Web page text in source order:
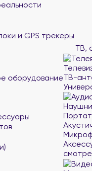
и GPS трекеры
оборудование
ТВ,
ТВ-